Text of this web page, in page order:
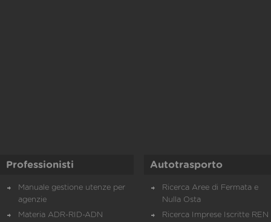
Professionisti
Manuale gestione utenze per
agenzie
Materia ADR-RID-ADN
Autotrasporto
Ricerca Aree di Fermata e
Nulla Osta
Ricerca Imprese Iscritte REN